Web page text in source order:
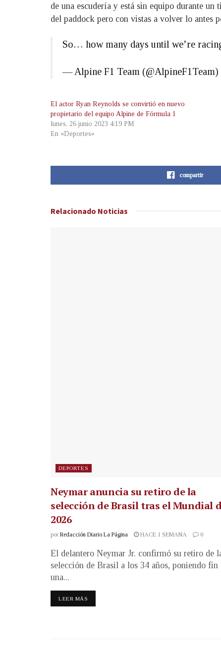
de una escudería y está sin equipo durante
del paddock pero con vistas a volver lo antes
So… how many days until we’re
— Alpine F1 Team (@AlpineF1Team)
El actor Ryan Reynolds se convirtió en nuevo
propietario del equipo Alpine de Fórmula 1
lunes, 26 junio 2023 4:19 PM
En «Deportes»
compartir
Relacionado Noticias
DEPORTES
Neymar anuncia su retiro de la
selección de Brasil tras el Mundial
2026
por Redacción Diario La Página HACE 1 SEMANA 0
El delantero Neymar Jr. confirmó su retiro de
selección de Brasil a los 34 años, poniendo fin
una...
LEER MÁS